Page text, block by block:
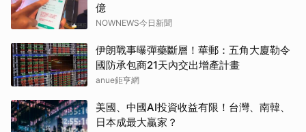
億
NOWNEWS今日新聞
伊朗戰事曝彈藥斷層！華郵：五角大廈勒令
國防承包商21天內交出增產計畫
anue鉅亨網
美國、中國AI投資收益有限！台灣、南韓、
日本成最大贏家？